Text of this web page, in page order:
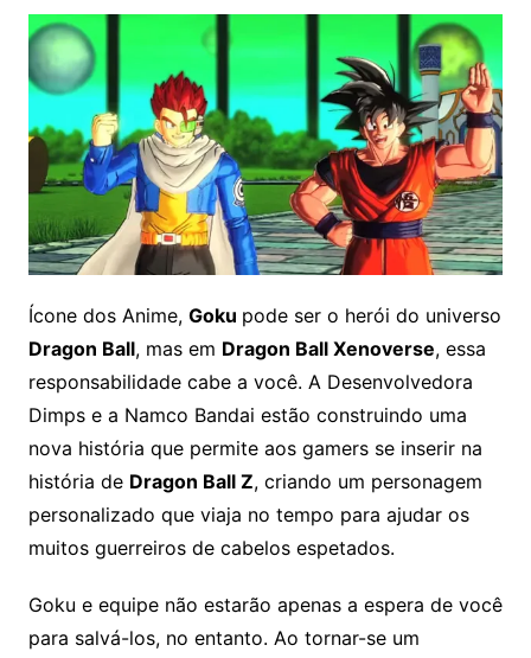
Ícone dos Anime, Goku pode ser o herói do universo
Dragon Ball, mas em Dragon Ball Xenoverse, essa
responsabilidade cabe a você. A Desenvolvedora
Dimps e a Namco Bandai estão construindo uma
nova história que permite aos gamers se inserir na
história de Dragon Ball Z, criando um personagem
personalizado que viaja no tempo para ajudar os
muitos guerreiros de cabelos espetados.
Goku e equipe não estarão apenas a espera de você
para salvá-los, no entanto. Ao tornar-se um